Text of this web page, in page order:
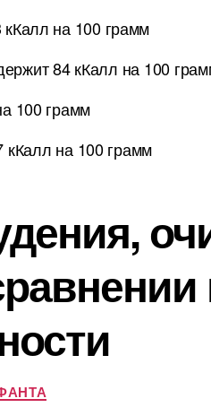
на 100 грамм
84 кКалл на 100
100 грамм
на 100 грамм